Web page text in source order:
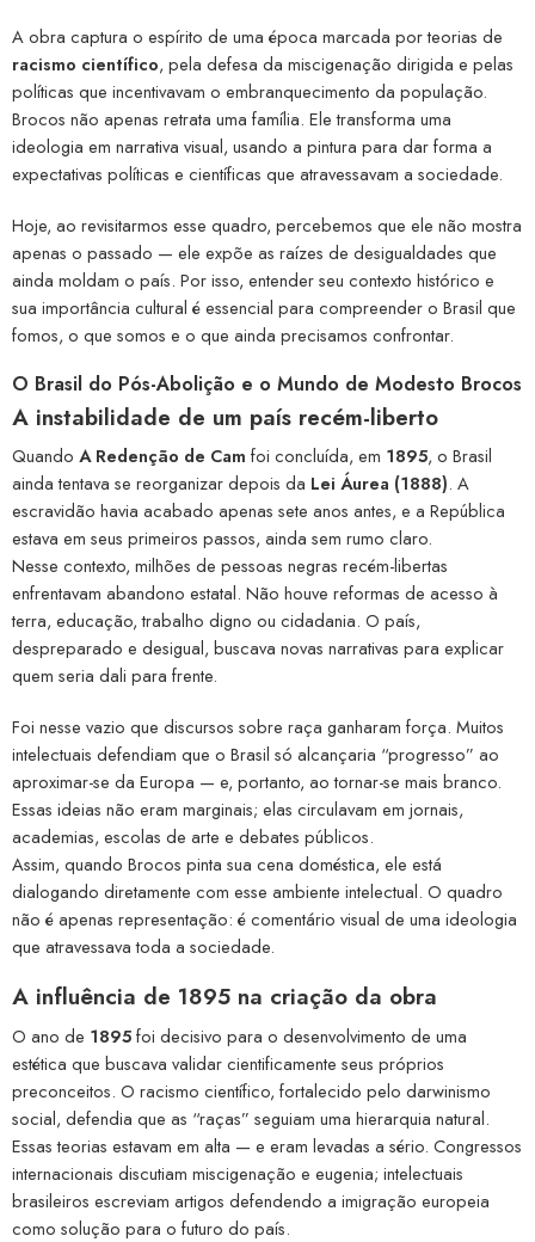
A obra captura o espírito de uma época marcada por teorias de
racismo científico, pela defesa da miscigenação dirigida e pelas
políticas que incentivavam o embranquecimento da população.
Brocos não apenas retrata uma família. Ele transforma uma
ideologia em narrativa visual, usando a pintura para dar forma a
expectativas políticas e científicas que atravessavam a sociedade.
Hoje, ao revisitarmos esse quadro, percebemos que ele não mostra
apenas o passado — ele expõe as raízes de desigualdades que
ainda moldam o país. Por isso, entender seu contexto histórico e
sua importância cultural é essencial para compreender o Brasil que
fomos, o que somos e o que ainda precisamos confrontar.
O Brasil do Pós-Abolição e o Mundo de Modesto Brocos
A instabilidade de um país recém-liberto
Quando A Redenção de Cam foi concluída, em 1895, o Brasil
ainda tentava se reorganizar depois da Lei Áurea (1888). A
escravidão havia acabado apenas sete anos antes, e a República
estava em seus primeiros passos, ainda sem rumo claro.
Nesse contexto, milhões de pessoas negras recém-libertas
enfrentavam abandono estatal. Não houve reformas de acesso à
terra, educação, trabalho digno ou cidadania. O país,
despreparado e desigual, buscava novas narrativas para explicar
quem seria dali para frente.
Foi nesse vazio que discursos sobre raça ganharam força. Muitos
intelectuais defendiam que o Brasil só alcançaria “progresso” ao
aproximar-se da Europa — e, portanto, ao tornar-se mais branco.
Essas ideias não eram marginais; elas circulavam em jornais,
academias, escolas de arte e debates públicos.
Assim, quando Brocos pinta sua cena doméstica, ele está
dialogando diretamente com esse ambiente intelectual. O quadro
não é apenas representação: é comentário visual de uma ideologia
que atravessava toda a sociedade.
A influência de 1895 na criação da obra
O ano de 1895foi decisivo para o desenvolvimento de uma
estética que buscava validar cientificamente seus próprios
preconceitos. O racismo científico, fortalecido pelo darwinismo
social, defendia que as “raças” seguiam uma hierarquia natural.
Essas teorias estavam em alta — e eram levadas a sério. Congressos
internacionais discutiam miscigenação e eugenia; intelectuais
brasileiros escreviam artigos defendendo a imigração europeia
como solução para o futuro do país.